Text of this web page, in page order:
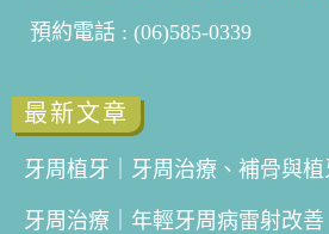
預約電話 : (06)585-0339
最新文章
牙周植牙｜牙周治療、補骨與植
牙周治療｜年輕牙周病雷射改善